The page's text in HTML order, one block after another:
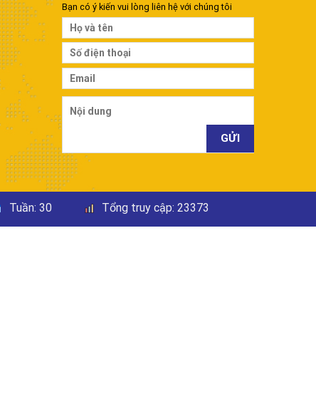
Bạn có ý kiến vui lòng liên hệ với chúng tôi
Tuần: 30 Tổng truy cập:23373